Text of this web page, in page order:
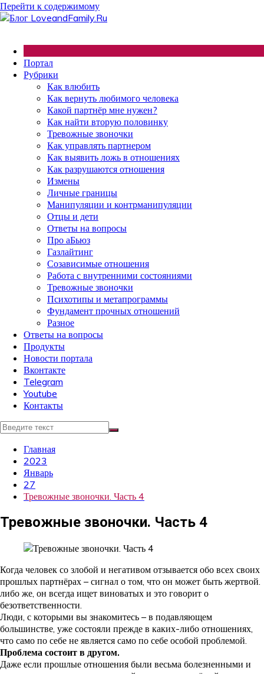
Перейти к содержимому
Портал
Рубрики
Как влюбить
Как вернуть любимого человека
Какой партнёр мне нужен?
Как найти вторую половинку
Тревожные звоночки
Как управлять партнером
Как выявить ложь в отношениях
Как разрушаются отношения
Измены
Личные границы
Манипуляции и контрманипуляции
Отцы и дети
Ответы на вопросы
Про аБьюз
Газлайтинг
Созависимые отношения
Работа с внутренними состояниями
Тревожные звоночки
Психотипы и метапрограммы
Фундамент прочных отношений
Разное
Ответы на вопросы
Продукты
Новости портала
Вконтакте
Telegram
Youtube
Контакты
Главная
2023
Январь
27
Тревожные звоночки. Часть 4
Тревожные звоночки. Часть 4
Когда человек со злобой и негативом отзывается обо всех своих
прошлых партнёрах – сигнал о том, что он может быть жертвой.
либо же, он всегда ищет виноватых и это говорит о
безответственности.
Люди, с которыми вы знакомитесь – в подавляющем
большинстве, уже состояли прежде в каких-либо отношениях,
что само по себе не является само по себе особой проблемой.
Проблема состоит в другом.
Даже если прошлые отношения были весьма болезненными и